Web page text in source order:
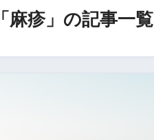
「麻疹」の記事一覧